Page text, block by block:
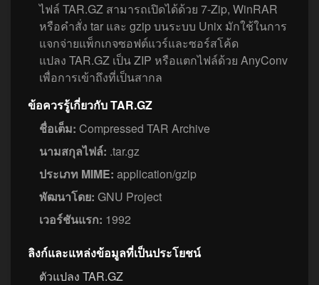
ไฟล์ TAR.GZ สามารถเปิดได้ด้วย 7-Zip, WinRAR
หรือคำสั่ง tar และ gzip บนระบบ Unix มักใช้ในการ
แจกจ่ายแพ็กเกจซอฟต์แวร์และซอร์สโค้ด
แปลง TAR.GZ เป็น ZIP หรือแตกไฟล์ด้วย AnyConv
เพื่อการเข้าถึงที่เป็นสากล
ข้อควรรู้เกี่ยวกับ TAR.GZ
ชื่อเต็ม: Compressed TAR Archive
นามสกุลไฟล์: .tar.gz
ประเภท MIME: application/gzip
พัฒนาโดย: GNU Project
เวอร์ชันแรก: 1992
ลิงก์และแหล่งข้อมูลที่เป็นประโยชน์
ตัวแปลง TAR.GZ